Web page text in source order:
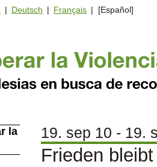
| Deutsch | Français | [Español]
19. sep 10 - 19.
Frieden
la